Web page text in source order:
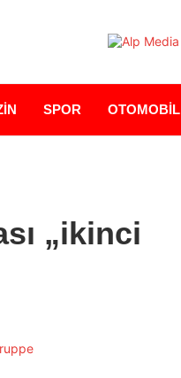
SPOR OTOMOBİL
„ikinci